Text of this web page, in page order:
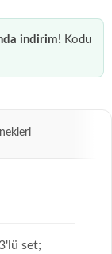
indirim! Kodu
set;